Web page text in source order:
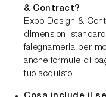
& Contract?
Expo Design &
dimensioni
falegnameria per
anche formule di
tuo acquisto.